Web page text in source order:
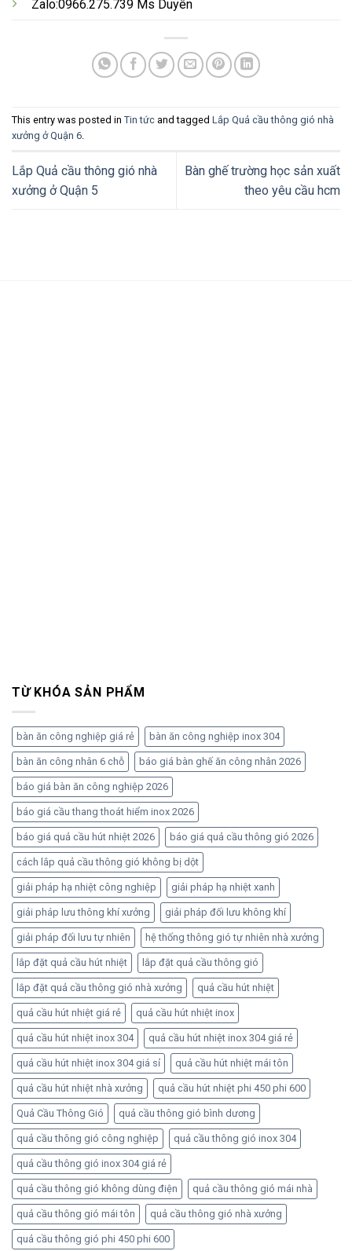
Zalo:0966.275.739 Ms Duyên
This entry was posted in Tin tức and tagged Lắp Quả cầu thông gió nhà
xưởng ở Quận 6.
Lắp Quả cầu thông gió nhà
xưởng ở Quận 5
Bàn ghế trường học sản xuất
theo yêu cầu hcm
TỪ KHÓA SẢN PHẨM
bàn ăn công nghiệp giá rẻ bàn ăn công nghiệp inox 304
bàn ăn công nhân 6 chỗ báo giá bàn ghế ăn công nhân 2026
báo giá bàn ăn công nghiệp 2026
báo giá cầu thang thoát hiểm inox 2026
báo giá quả cầu hút nhiệt 2026 báo giá quả cầu thông gió 2026
cách lắp quả cầu thông gió không bị dột
giải pháp hạ nhiệt công nghiệp giải pháp hạ nhiệt xanh
giải pháp lưu thông khí xưởng giải pháp đối lưu không khí
giải pháp đối lưu tự nhiên hệ thống thông gió tự nhiên nhà xưởng
lắp đặt quả cầu hút nhiệt lắp đặt quả cầu thông gió
lắp đặt quả cầu thông gió nhà xưởng quả cầu hút nhiệt
quả cầu hút nhiệt giá rẻ quả cầu hút nhiệt inox
quả cầu hút nhiệt inox 304 quả cầu hút nhiệt inox 304 giá rẻ
quả cầu hút nhiệt inox 304 giá sỉ quả cầu hút nhiệt mái tôn
quả cầu hút nhiệt nhà xưởng quả cầu hút nhiệt phi 450 phi 600
Quả Cầu Thông Gió quả cầu thông gió bình dương
quả cầu thông gió công nghiệp quả cầu thông gió inox 304
quả cầu thông gió inox 304 giá rẻ
quả cầu thông gió không dùng điện quả cầu thông gió mái nhà
quả cầu thông gió mái tôn quả cầu thông gió nhà xưởng
quả cầu thông gió phi 450 phi 600